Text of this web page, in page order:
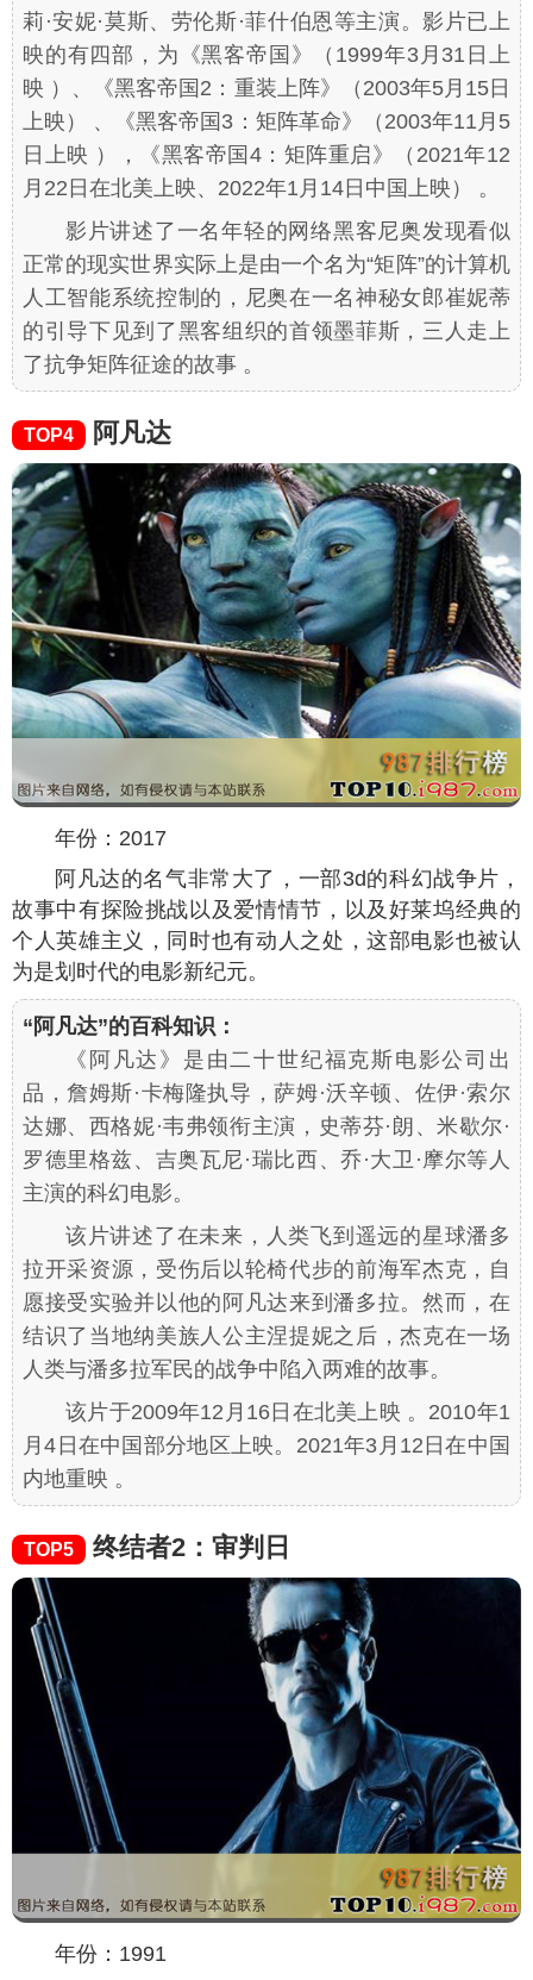
莉·安妮·莫斯、劳伦斯·菲什伯恩等主演。影片已上
映的有四部，为《黑客帝国》（1999年3月31日上
映 ）、《黑客帝国2：重装上阵》（2003年5月15日
上映） 、《黑客帝国3：矩阵革命》（2003年11月5
日上映 ），《黑客帝国4：矩阵重启》（2021年12
月22日在北美上映、2022年1月14日中国上映） 。
影片讲述了一名年轻的网络黑客尼奥发现看似
正常的现实世界实际上是由一个名为“矩阵”的计算机
人工智能系统控制的，尼奥在一名神秘女郎崔妮蒂
的引导下见到了黑客组织的首领墨菲斯，三人走上
了抗争矩阵征途的故事 。
TOP4 阿凡达
年份：2017
阿凡达的名气非常大了，一部3d的科幻战争片，
故事中有探险挑战以及爱情情节，以及好莱坞经典的
个人英雄主义，同时也有动人之处，这部电影也被认
为是划时代的电影新纪元。
“阿凡达”的百科知识：
《阿凡达》是由二十世纪福克斯电影公司出
品，詹姆斯·卡梅隆执导，萨姆·沃辛顿、佐伊·索尔
达娜、西格妮·韦弗领衔主演，史蒂芬·朗、米歇尔·
罗德里格兹、吉奥瓦尼·瑞比西、乔·大卫·摩尔等人
主演的科幻电影。
该片讲述了在未来，人类飞到遥远的星球潘多
拉开采资源，受伤后以轮椅代步的前海军杰克，自
愿接受实验并以他的阿凡达来到潘多拉。然而，在
结识了当地纳美族人公主涅提妮之后，杰克在一场
人类与潘多拉军民的战争中陷入两难的故事。
该片于2009年12月16日在北美上映 。2010年1
月4日在中国部分地区上映。2021年3月12日在中国
内地重映 。
TOP5 终结者2：审判日
年份：1991